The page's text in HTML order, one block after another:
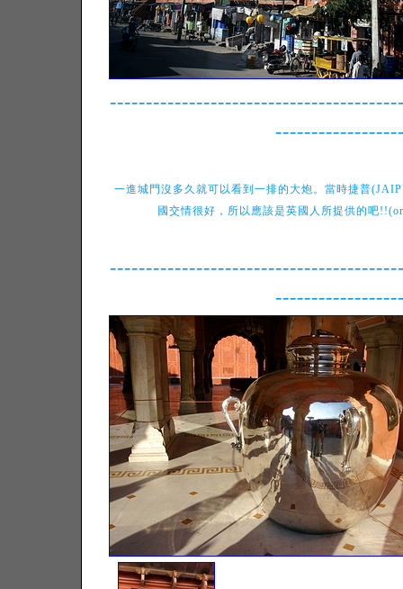
一進城門沒多久就可以看到一排的大炮。當時捷普
國交情很好，所以應該是英國人所提供的吧